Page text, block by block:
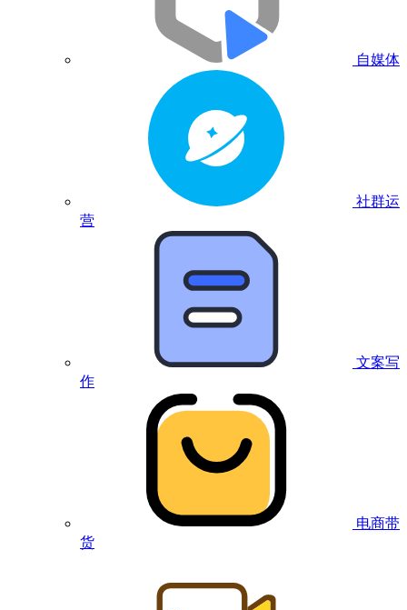
自媒体
社群运
营
文案写
作
电商带
货